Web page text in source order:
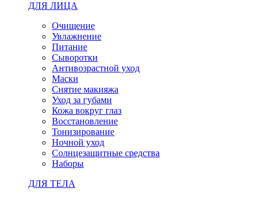
ДЛЯ ЛИЦА
Очищение
Увлажнение
Питание
Сыворотки
Антивозрастной уход
Маски
Снятие макияжа
Уход за губами
Кожа вокруг глаз
Восстановление
Тонизирование
Ночной уход
Солнцезащитные средства
Наборы
ДЛЯ ТЕЛА